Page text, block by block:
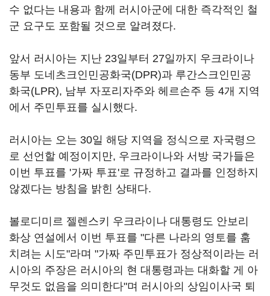
수 없다는 내용과 함께 러시아군에 대한 즉각적인 철
군 요구도 포함될 것으로 알려졌다.
앞서 러시아는 지난 23일부터 27일까지 우크라이나
동부 도네츠크인민공화국(DPR)과 루간스크인민공
화국(LPR), 남부 자포리자주와 헤르손주 등 4개 지역
에서 주민투표를 실시했다.
러시아는 오는 30일 해당 지역을 정식으로 자국령으
로 선언할 예정이지만, 우크라이나와 서방 국가들은
이번 투표를 '가짜 투표'로 규정하고 결과를 인정하지
않겠다는 방침을 밝힌 상태다.
볼로디미르 젤렌스키 우크라이나 대통령도 안보리
화상 연설에서 이번 투표를 "다른 나라의 영토를 훔
치려는 시도"라며 "가짜 주민투표가 정상적이라는 러
시아의 주장은 러시아의 현 대통령과는 대화할 게 아
무것도 없음을 의미한다"며 러시아의 상임이사국 퇴